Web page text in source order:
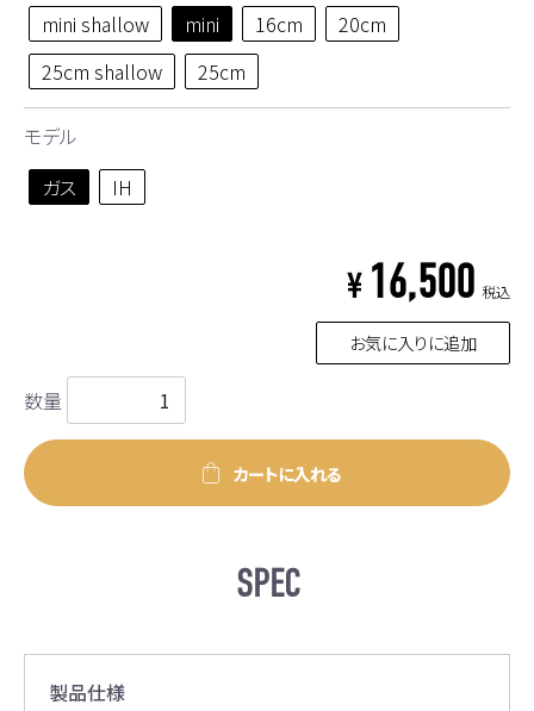
mini shallow
mini 16cm
20cm
25cm shallow
25cm
モデル
ガス
IH
¥ 16,500 税込
お気に入りに追加
数量
カートに入れる
SPEC
製品仕様